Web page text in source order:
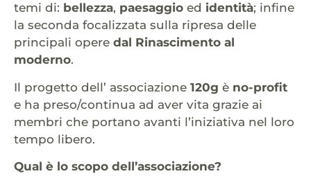
temi di: bellezza, paesaggio ed identità; infine
la seconda focalizzata sulla ripresa delle
principali opere dal Rinascimento al
moderno.
Il progetto dell’ associazione 120g è no-profit
e ha preso/continua ad aver vita grazie ai
membri che portano avanti l’iniziativa nel loro
tempo libero.
Qual è lo scopo dell’associazione?